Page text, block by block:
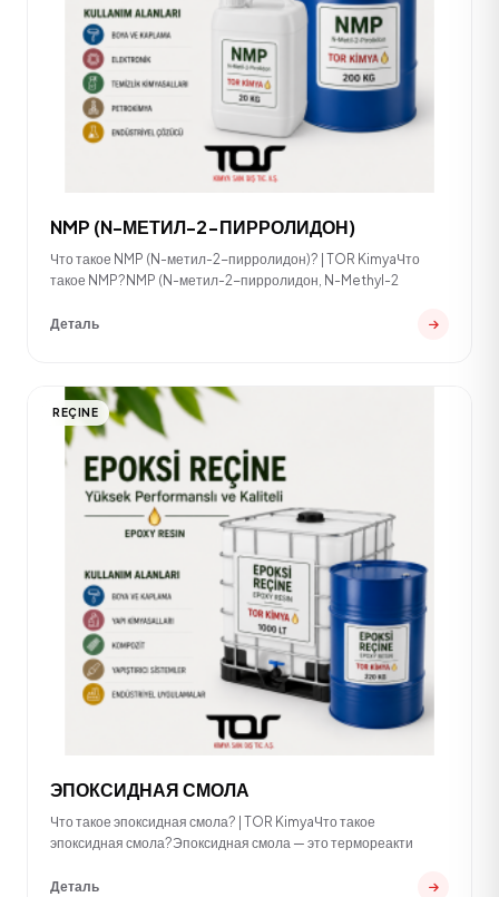
NMP (N-МЕТИЛ-2-ПИРРОЛИДОН)
Что такое NMP (N-метил-2-пирролидон)? | TOR KimyaЧто
такое NMP?NMP (N-метил-2-пирролидон, N-Methyl-2
Деталь
REÇINE
ЭПОКСИДНАЯ СМОЛА
Что такое эпоксидная смола? | TOR KimyaЧто такое
эпоксидная смола?Эпоксидная смола — это термореакти
Деталь